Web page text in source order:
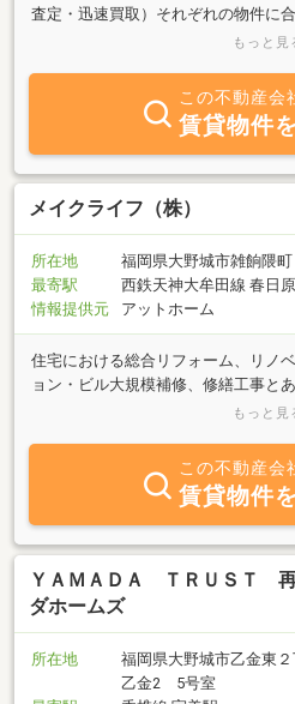
査定・迅速買取）それぞれの物件に
提案致します。購入をお考えのお客
と考え日々努力しております。ぜひ
の他 新築・リフォーム等 住まい
へ！！（お気軽にどうぞ）
もっと見
この不動産会
賃貸物件
メイクライフ（株）
所在地
福岡県大野城市雑餉隈
最寄駅
西鉄天神大牟田線 春日
情報提供元
アットホーム
住宅における総合リフォーム、リノ
ョン・ビル大規模補修、修繕工事と
体勢を構築しております。さらに様
る総合建築カンパニーです。不動産
などお住まいのご相談なら何でもお
もっと見
この不動産会
賃貸物件
ＹＡＭＡＤＡ ＴＲＵＳＴ
ダホームズ
所在地
福岡県大野城市乙金東
乙金2 5号室